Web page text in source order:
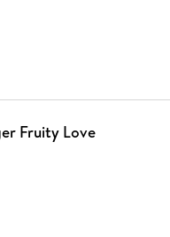
Fruity Love